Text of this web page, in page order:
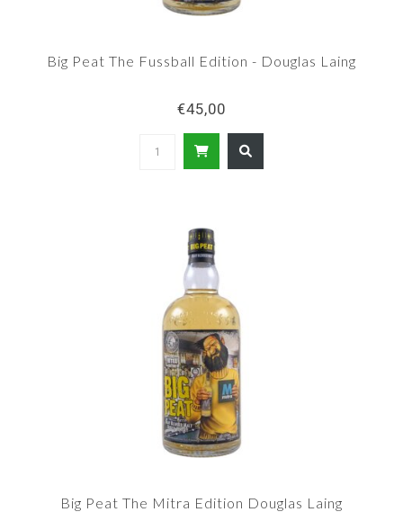
Big Peat The Fussball Edition - Douglas Laing
€45,00
Big Peat The Mitra Edition Douglas Laing